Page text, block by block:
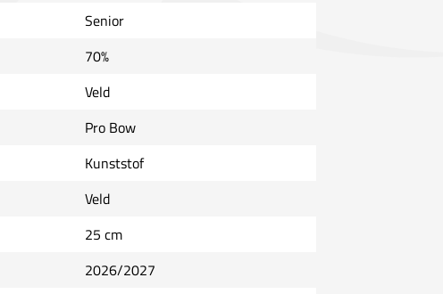
Senior
70%
Veld
Pro Bow
Kunststof
Veld
25 cm
2026/2027